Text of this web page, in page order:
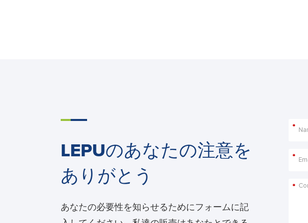
LEPUのあなたの注意を
ありがとう
あなたの必要性を知らせるためにフォームに記
*
*
*